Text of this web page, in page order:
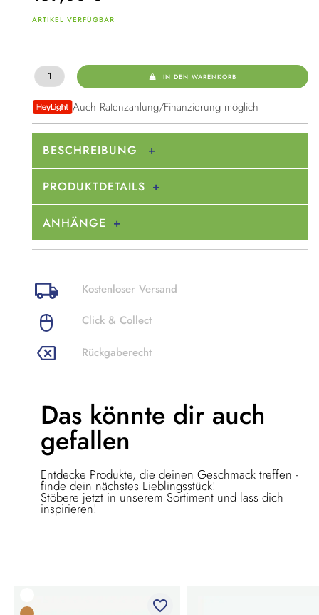
ARTIKEL VERFÜGBAR
IN DEN WARENKORB
Auch Ratenzahlung/Finanzierung möglich
BESCHREIBUNG
PRODUKTDETAILS
ANHÄNGE
Kostenloser Versand
Click & Collect
Rückgaberecht
Das könnte dir auch
gefallen
Entdecke Produkte, die deinen Geschmack treffen -
finde dein nächstes Lieblingsstück!
Stöbere jetzt in unserem Sortiment und lass dich
inspirieren!
favorite_border